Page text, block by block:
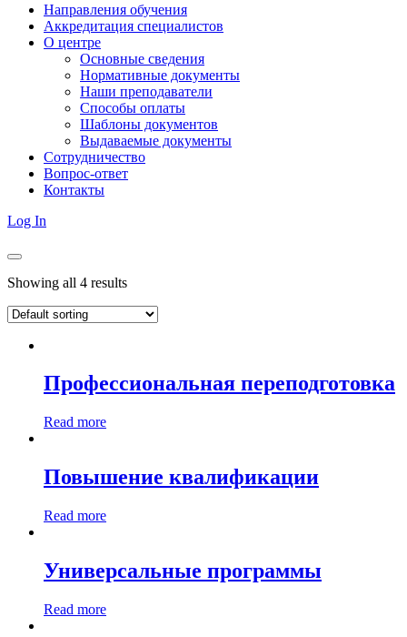
Направления обучения
Аккредитация специалистов
О центре
Основные сведения
Нормативные документы
Наши преподаватели
Способы оплаты
Шаблоны документов
Выдаваемые документы
Сотрудничество
Вопрос-ответ
Контакты
Log In
Showing all 4 results
Профессиональная переподготовка
Read more
Повышение квалификации
Read more
Универсальные программы
Read more